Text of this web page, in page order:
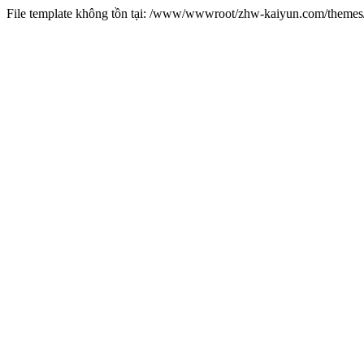
File template không tồn tại: /www/wwwroot/zhw-kaiyun.com/